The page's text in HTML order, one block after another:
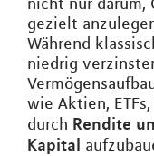
gezielt
Während
niedrig
wie Aktien,
durch Rendite
Kapital